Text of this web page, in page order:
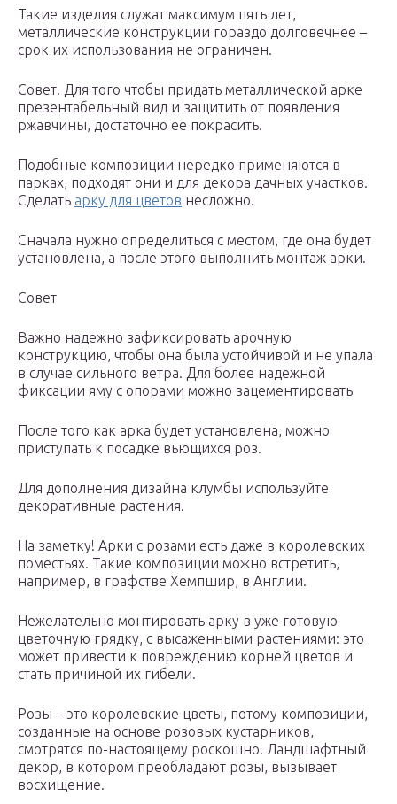
Такие изделия служат максимум пять лет,
металлические конструкции гораздо долговечнее –
срок их использования не ограничен.
Совет. Для того чтобы придать металлической арке
презентабельный вид и защитить от появления
ржавчины, достаточно ее покрасить.
Подобные композиции нередко применяются в
парках, подходят они и для декора дачных участков.
Сделать арку для цветов несложно.
Сначала нужно определиться с местом, где она будет
установлена, а после этого выполнить монтаж арки.
Совет
Важно надежно зафиксировать арочную
конструкцию, чтобы она была устойчивой и не упала
в случае сильного ветра. Для более надежной
фиксации яму с опорами можно зацементировать
После того как арка будет установлена, можно
приступать к посадке вьющихся роз.
Для дополнения дизайна клумбы используйте
декоративные растения.
На заметку! Арки с розами есть даже в королевских
поместьях. Такие композиции можно встретить,
например, в графстве Хемпшир, в Англии.
Нежелательно монтировать арку в уже готовую
цветочную грядку, с высаженными растениями: это
может привести к повреждению корней цветов и
стать причиной их гибели.
Розы – это королевские цветы, потому композиции,
созданные на основе розовых кустарников,
смотрятся по-настоящему роскошно. Ландшафтный
декор, в котором преобладают розы, вызывает
восхищение.